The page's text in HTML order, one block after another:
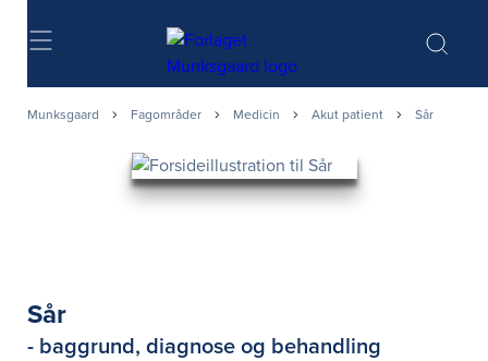
Søg
Munksgaard Fagområder Medicin Akut patient Sår
Sår
- baggrund, diagnose og behandling